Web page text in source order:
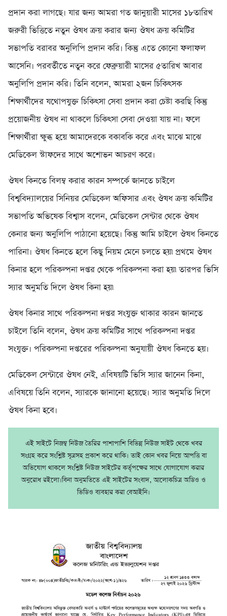
প্রদান করা লাগছে। যার জন্য আমরা গত জানুয়ারী মাসের ১৮তারিখ
জরুরী ভিত্তিতে নতুন ঔষধ ক্রয় করার জন্য ঔষধ ক্রয় কমিটির
সভাপতি বরাবর অনুলিপি প্রদান করি। কিন্তু এতে কোনো ফলাফল
আসেনি। পরবর্তীতে নতুন করে ফেব্রুয়ারী মাসের ৫তারিখ আবার
অনুলিপি প্রদান করি। তিনি বলেন, আমরা ২জন চিকিৎসক
শিক্ষার্থীদের যথোপযুক্ত চিকিৎসা সেবা প্রদান করা চেষ্টা করছি কিন্তু
প্রয়োজনীয় ঔষধ না থাকলে চিকিৎসা সেবা দেওয়া যায় না। ফলে
শিক্ষার্থীরা ক্ষুব্ধ হয়ে আমাদেরকে বকাবকি করে এবং মাঝে মাঝে
মেডিকেল স্টাফদের সাথে অশোভন আচরণ করে।
ঔষধ কিনতে বিলম্ব করার কারন সম্পর্কে জানতে চাইলে
বিশ্ববিদ্যালয়ের সিনিয়র মেডিকেল অফিসার এবং ঔষধ ক্রয় কমিটির
সভাপতি অভিষেক বিশ্বাস বলেন, মেডিকেল সেন্টার থেকে ঔষধ
কেনার জন্য অনুলিপি পাঠানো হয়েছে। কিন্তু আমি চাইলে ঔষধ কিনতে
পারিনা। ঔষধ কিনতে হলে কিছু নিয়ম মেনে চলতে হয়৷ প্রথমে ঔষধ
কিনার হলে পরিকল্পনা দপ্তর থেকে পরিকল্পনা করা হয়৷ তারপর ভিসি
স্যার অনুমতি দিলে ঔষধ কিনা হয়৷
ঔষধ কিনার সাথে পরিকল্পনা দপ্তর সংযুক্ত থাকার কারন জানতে
চাইলে তিনি বলেন, ঔষধ ক্রয় কমিটির সাথে পরিকল্পনা দপ্তর
সংযুক্ত। পরিকল্পনা দপ্তরের পরিকল্পনা অনুযায়ী ঔষধ কিনতে হয়।
মেডিকেল সেন্টারে ঔষধ নেই, এবিষয়টি ভিসি স্যার জানেন কিনা,
এবিষয়ে তিনি বলেন, স্যারকে জানানো হয়েছে। স্যার অনুমতি দিলে
ঔষধ কিনা হবে।
এই সাইটে নিজম্ব নিউজ তৈরির পাশাপাশি বিভিন্ন নিউজ সাইট থেকে খবর
সংগ্রহ করে সংশ্লিষ্ট সূত্রসহ প্রকাশ করে থাকি। তাই কোন খবর নিয়ে আপত্তি বা
অভিযোগ থাকলে সংশ্লিষ্ট নিউজ সাইটের কর্তৃপক্ষের সাথে যোগাযোগ করার
অনুরোধ রইলো।বিনা অনুমতিতে এই সাইটের সংবাদ, আলোকচিত্র অডিও ও
ভিডিও ব্যবহার করা বেআইনি।